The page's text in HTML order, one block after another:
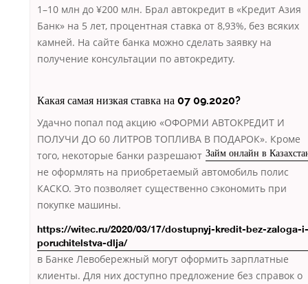
1–10 млн до ¥200 млн. Брал автокредит в «Кредит Азия
Банк» на 5 лет, процентная ставка от 8,93%, без всяких
камней. На сайте банка можно сделать заявку на
получение консультации по автокредиту.
Какая самая низкая ставка на 07 09.2020?
Удачно попал под акцию «ОФОРМИ АВТОКРЕДИТ И
ПОЛУЧИ ДО 60 ЛИТРОВ ТОПЛИВА В ПОДАРОК». Кроме
того, некоторые банки разрешают Займ онлайн в
не оформлять на приобретаемый автомобиль полис
КАСКО. Это позволяет существенно сэкономить при
покупке машины.
https://witec.ru/2020/03/17/dostupnyj-kredit-bez-zaloga-i-
poruchitelstva-dlja/
в Банке Левобережный могут оформить зарплатные
клиенты. Для них доступно предложение без справок о